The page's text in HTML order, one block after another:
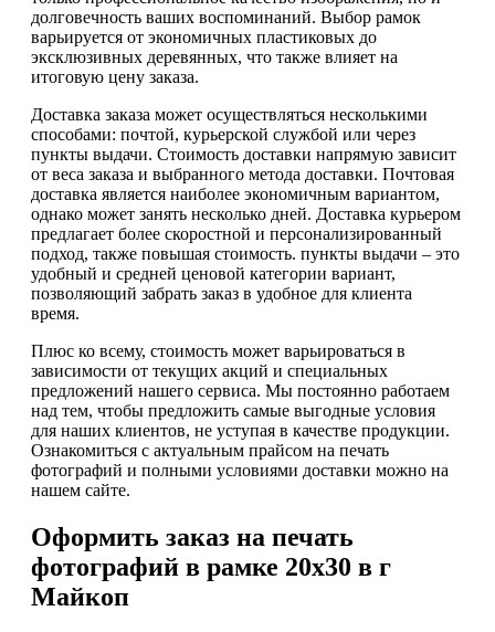
долговечность ваших воспоминаний. Выбор рамок
варьируется от экономичных пластиковых до
эксклюзивных деревянных, что также влияет на
итоговую цену заказа.
Доставка заказа может осуществляться несколькими
способами: почтой, курьерской службой или через
пункты выдачи. Стоимость доставки напрямую зависит
от веса заказа и выбранного метода доставки. Почтовая
доставка является наиболее экономичным вариантом,
однако может занять несколько дней. Доставка курьером
предлагает более скоростной и персонализированный
подход, также повышая стоимость. пункты выдачи – это
удобный и средней ценовой категории вариант,
позволяющий забрать заказ в удобное для клиента
время.
Плюс ко всему, стоимость может варьироваться в
зависимости от текущих акций и специальных
предложений нашего сервиса. Мы постоянно работаем
над тем, чтобы предложить самые выгодные условия
для наших клиентов, не уступая в качестве продукции.
Ознакомиться с актуальным прайсом на печать
фотографий и полными условиями доставки можно на
нашем сайте.
Оформить заказ на печать
фотографий в рамке 20х30 в г
Майкоп